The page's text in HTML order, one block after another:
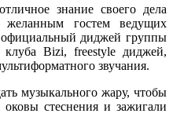
знание своего дела
гостем ведущих
диджей группы
Bizi, freestyle диджей,
звучания.
музыкального жару, чтобы
стеснения и зажигали